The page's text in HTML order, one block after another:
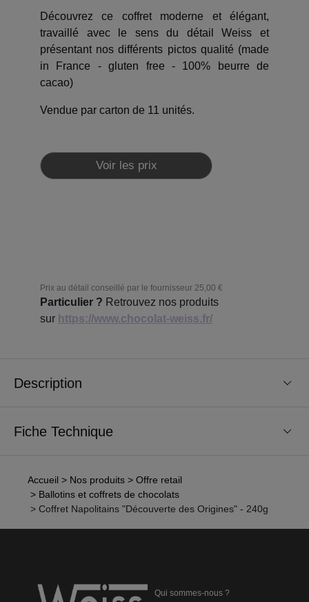
Découvrez ce coffret moderne et élégant,
travaillé avec le sens du détail Weiss et
présentant nos différents pictos qualité (made
in France - gluten free - 100% beurre de
cacao)
Vendue par carton de 11 unités.
Voir les prix
Prix au détail conseillé par le fournisseur 25,00 €
Particulier ? Retrouvez nos produits
sur https://www.chocolat-weiss.fr/
Description
Fiche Technique
Accueil > Nos produits > Offre retail
> Ballotins et coffrets de chocolats
> Coffret Napolitains "Découverte des Origines" - 240g
Qui sommes-nous ?